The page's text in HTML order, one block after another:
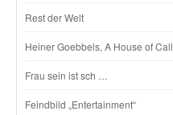
Rest der Welt
Heiner Goebbels, A House of Call
Frau sein ist sch …
Feindbild „Entertainment“